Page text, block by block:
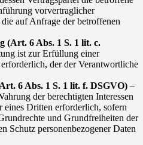
vorvertraglicher
auf Anfrage der betroffenen
(Art. 6 Abs. 1 S. 1 lit. c.
ist zur Erfüllung einer
der der Verantwortliche
6 Abs. 1 S. 1 lit. f. DSGVO) –
der berechtigten Interessen
eines Dritten erforderlich, sofern
und Grundfreiheiten der
Schutz personenbezogener Daten